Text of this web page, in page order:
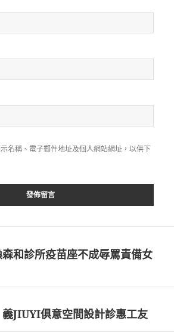
名稱、電子郵件地址及個人網站網址，以供下
和診所疫苗座不成辱罵責備女
義JIUYI俱意空間設計診惠工友